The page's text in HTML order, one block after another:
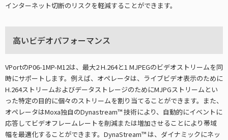
インターネット切断のリスクを軽減することができます。
高いビデオパフォーマンス
VPortのP06-1MP-M12は、最大2 H.264と1 MJPEGのビデオストリームを同
時にサポートします。例えば、オペレータは、ライブビデオ表示のために
H.264ストリームおよびデータストレージのためにMJPGストリームとい
った特定の目的に個々のストリームを割り当てることができます。また、
オペレータはMoxa独自のDynastream™ 技術により、自動的にイベントに
応答してビデオフレームレートを削減または増加させることにより帯域
幅を最適化することができます。DynaStream™ は、ダイナミックにネッ